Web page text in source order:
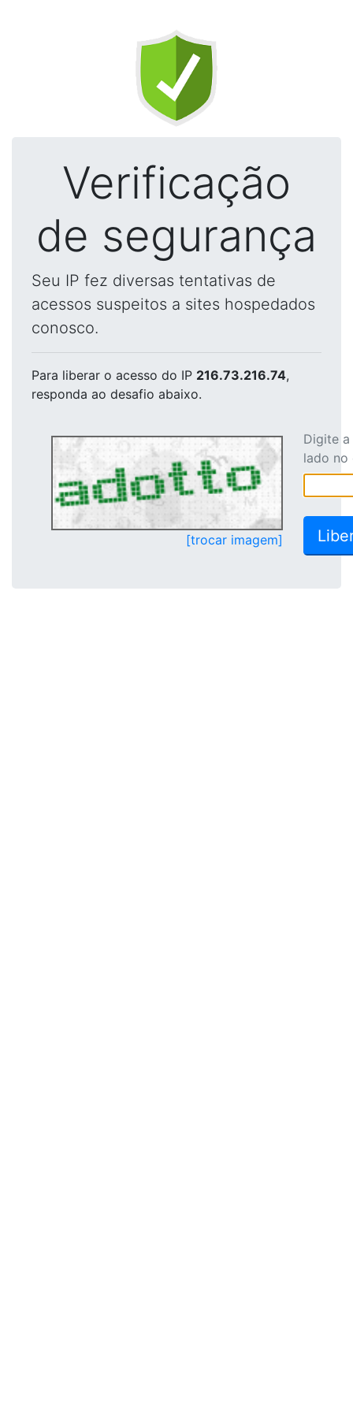
Verificação
de segurança
Seu IP fez diversas tentativas de
acessos suspeitos a sites hospedados
conosco.
Para liberar o acesso do IP 216.73.216.74,
responda ao desafio abaixo.
[trocar imagem]
Digite
lado no